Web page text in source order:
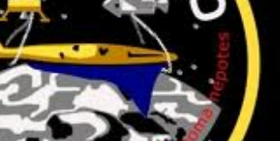
LEGGENDE URBANE ED